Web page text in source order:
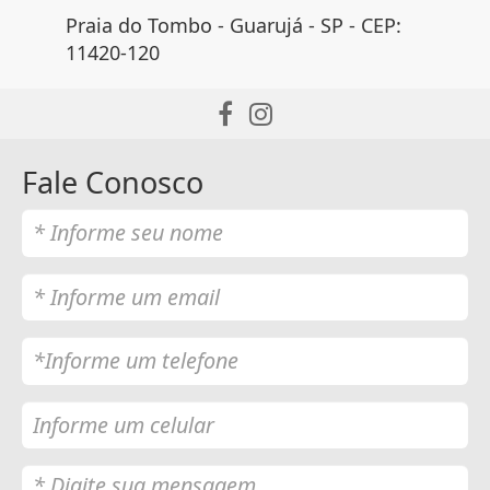
Praia do Tombo - Guarujá - SP - CEP:
11420-120
Fale Conosco